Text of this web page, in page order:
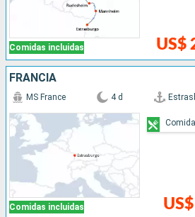
Comidas incluidas US$
FRANCIA
Comidas incluidas
MS France 4 d